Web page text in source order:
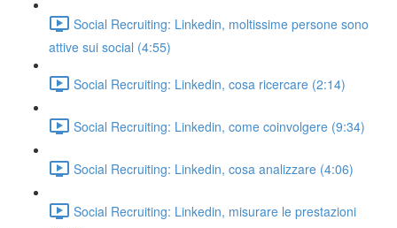
Social Recruiting: Linkedin, moltissime persone sono
attive sui social (4:55)
Social Recruiting: Linkedin, cosa ricercare (2:14)
Social Recruiting: Linkedin, come coinvolgere (9:34)
Social Recruiting: Linkedin, cosa analizzare (4:06)
Social Recruiting: Linkedin, misurare le prestazioni